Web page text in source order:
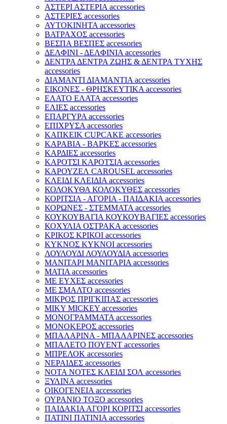
ΑΣΤΕΡΙ ΑΣΤΕΡΙΑ accessories
ΑΣΤΕΡΙΕΣ accessories
ΑΥΤΟΚΙΝΗΤΑ accessories
ΒΑΤΡΑΧΟΣ accessories
ΒΕΣΠΑ ΒΕΣΠΕΣ accessories
ΔΕΛΦΙΝΙ - ΔΕΛΦΙΝΙΑ accessories
ΔΕΝΤΡΑ ΔΕΝΤΡΑ ΖΩΗΣ & ΔΕΝΤΡΑ ΤΥΧΗΣ
accessories
ΔΙΑΜΑΝΤΙ ΔΙΑΜΑΝΤΙΑ accessories
ΕΙΚΟΝΕΣ - ΘΡΗΣΚΕΥΤΙΚΑ accessories
ΕΛΑΤΟ ΕΛΑΤΑ accessories
ΕΛΙΕΣ accessories
ΕΠΑΡΓΥΡΑ accessories
ΕΠΙΧΡΥΣΑ accessories
ΚΑΠΚΕΙΚ CUPCAKE accessories
ΚΑΡΑΒΙΑ - ΒΑΡΚΕΣ accessories
ΚΑΡΔΙΕΣ accessories
ΚΑΡΟΤΣΙ ΚΑΡΟΤΣΙΑ accessories
ΚΑΡΟΥΖΕΛ CAROUSEL accessories
ΚΛΕΙΔΙ ΚΛΕΙΔΙΑ accessories
ΚΟΛΟΚΥΘΑ ΚΟΛΟΚΥΘΕΣ accessories
ΚΟΡΙΤΣΙΑ - ΑΓΟΡΙΑ - ΠΑΙΔΑΚΙΑ accessories
ΚΟΡΩΝΕΣ - ΣΤΕΜΜΑΤΑ accessories
ΚΟΥΚΟΥΒΑΓΙΑ ΚΟΥΚΟΥΒΑΓΙΕΣ accessories
ΚΟΧΥΛΙΑ ΟΣΤΡΑΚΑ accessories
ΚΡΙΚΟΣ ΚΡΙΚΟΙ accessories
ΚΥΚΝΟΣ ΚΥΚΝΟΙ accessories
ΛΟΥΛΟΥΔΙ ΛΟΥΛΟΥΔΙΑ accessories
ΜΑΝΙΤΑΡΙ ΜΑΝΙΤΑΡΙΑ accessories
ΜΑΤΙΑ accessories
ΜΕ ΕΥΧΕΣ accessories
ΜΕ ΣΜΑΛΤΟ accessories
ΜΙΚΡΟΣ ΠΡΙΓΚΙΠΑΣ accessories
ΜΙΚΥ MICKEY accessories
ΜΟΝΟΓΡΑΜΜΑΤΑ accessories
ΜΟΝΟΚΕΡΟΣ accessories
ΜΠΑΛΑΡΙΝΑ - ΜΠΑΛΑΡΙΝΕΣ accessories
ΜΠΑΛΕΤΟ ΠΟΥΕΝΤ accessories
ΜΠΡΕΛΟΚ accessories
ΝΕΡΑΙΔΕΣ accessories
ΝΟΤΑ ΝΟΤΕΣ ΚΛΕΙΔΙ ΣΟΛ accessories
ΞΥΛΙΝΑ accessories
ΟΙΚΟΓΕΝΕΙΑ accessories
ΟΥΡΑΝΙΟ ΤΟΞΟ accessories
ΠΑΙΔΑΚΙΑ ΑΓΟΡΙ ΚΟΡΙΤΣΙ accessories
ΠΑΤΙΝΙ ΠΑΤΙΝΙΑ accessories